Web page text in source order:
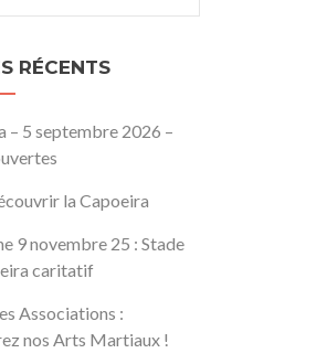
RÉCENTS
– 5 septembre 2026 –
la Capoeira
9 novembre 25 : Stade
caritatif
Associations :
nos Arts Martiaux !